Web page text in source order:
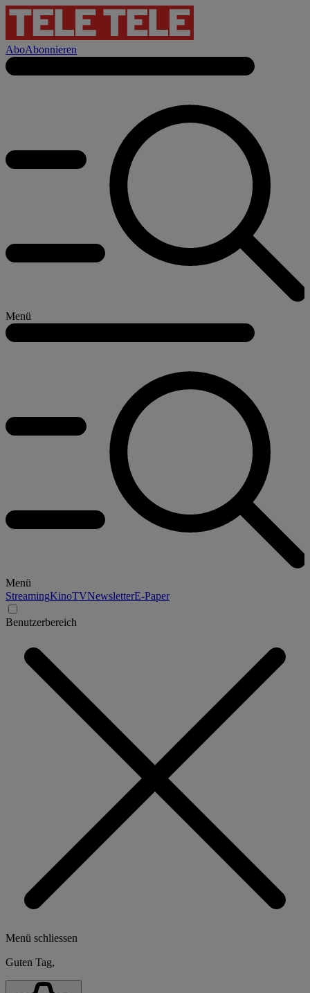
AboAbonnieren
Menü
Menü
StreamingKinoTVNewsletterE-Paper
Benutzerbereich
Menü schliessen
Guten Tag,